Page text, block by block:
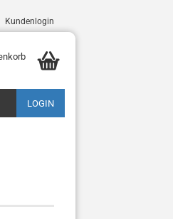
Kundenlogin
LOGIN